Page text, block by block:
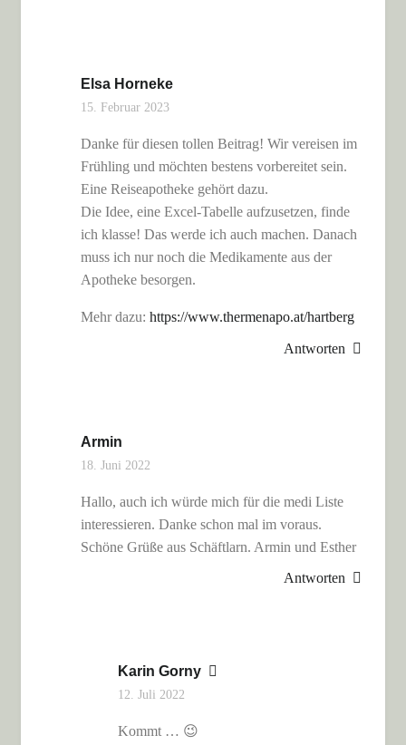
Elsa Horneke
15. Februar 2023
Danke für diesen tollen Beitrag! Wir vereisen im
Frühling und möchten bestens vorbereitet sein.
Eine Reiseapotheke gehört dazu.
Die Idee, eine Excel-Tabelle aufzusetzen, finde
ich klasse! Das werde ich auch machen. Danach
muss ich nur noch die Medikamente aus der
Apotheke besorgen.
Mehr dazu:https://www.thermenapo.at/hartberg
Antworten
Armin
18. Juni 2022
Hallo, auch ich würde mich für die medi Liste
interessieren. Danke schon mal im voraus.
Schöne Grüße aus Schäftlarn. Armin und Esther
Antworten
Karin Gorny
12. Juli 2022
Kommt … 😉